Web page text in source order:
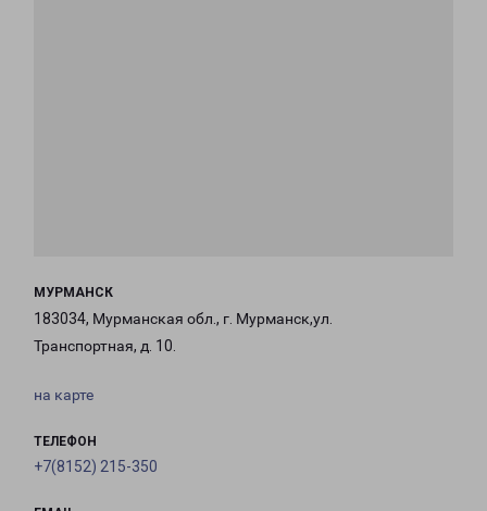
МУРМАНСК
183034, Мурманская обл., г. Мурманск,ул.
Транспортная, д. 10.
на карте
ТЕЛЕФОН
+7(8152) 215-350